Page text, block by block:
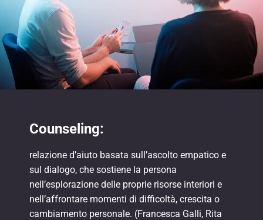
Counseling:
relazione d’aiuto basata sull’ascolto empatico e
sul dialogo, che sostiene la persona
nell’esplorazione delle proprie risorse interiori e
nell’affrontare momenti di difficoltà, crescita o
cambiamento personale. (Francesca Galli, Rita